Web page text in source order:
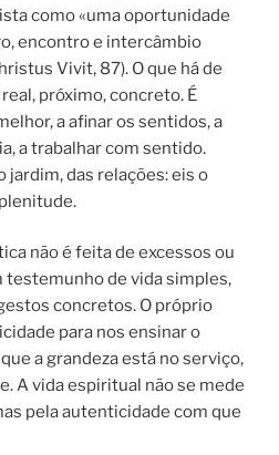
como «uma oportunidade
encontro e intercâmbio
Vivit, 87). O que há de
próximo, concreto. É
a afinar os sentidos, a
a trabalhar com sentido.
jardim, das relações: eis o
não é feita de excessos ou
testemunho de vida simples,
concretos. O próprio
para nos ensinar o
a grandeza está no serviço,
A vida espiritual não se mede
pela autenticidade com que